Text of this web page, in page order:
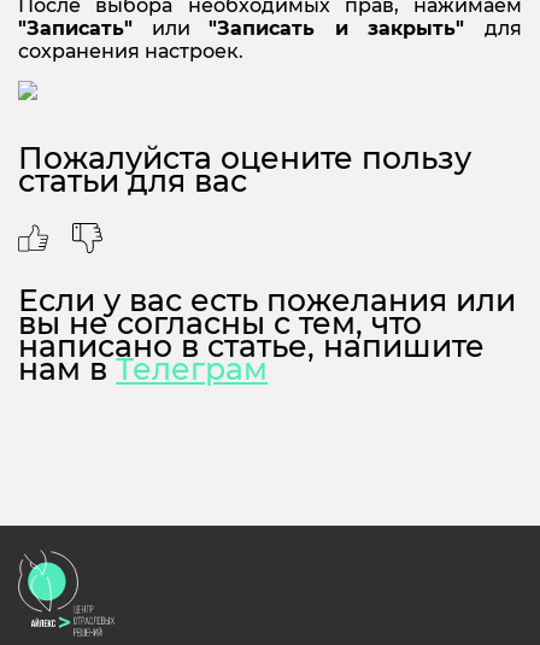
После выбора необходимых прав, нажимаем
"Записать" или"Записать и закрыть"для
сохранения настроек.
Пожалуйста оцените пользу
статьи для вас
Если у вас есть пожелания или
вы не согласны с тем, что
написано в статье, напишите
нам вТелеграм